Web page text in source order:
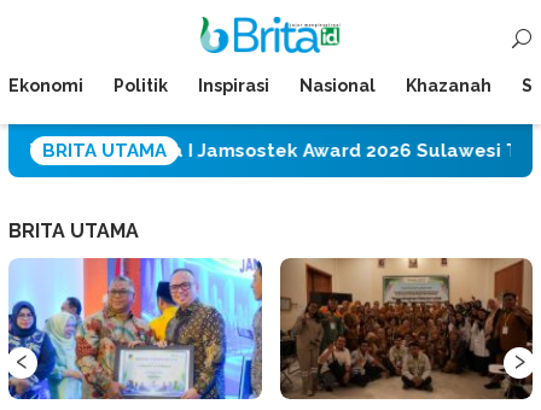
Mobile
Ekonomi Politik Inspirasi Nasional Khazanah
BRITA UTAMA
Juara I Jamsostek Award 2026 Sulawesi Tengah
BRITA UTAMA
‹ ›